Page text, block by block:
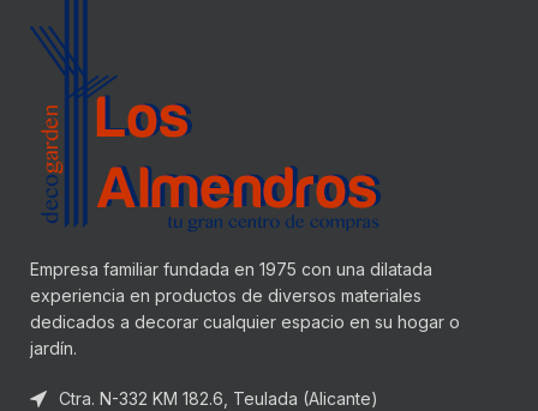
Empresa familiar fundada en 1975 con una dilatada
experiencia en productos de diversos materiales
dedicados a decorar cualquier espacio en su hogar o
jardín.
Ctra. N-332 KM 182.6, Teulada (Alicante)